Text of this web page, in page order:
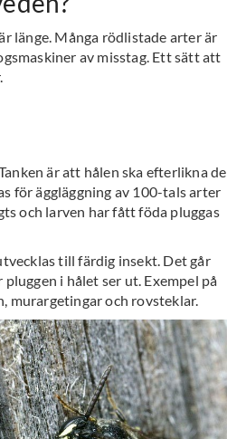
länge. Många rödlistade arter är
av misstag. Ett sätt att
är att hålen ska efterlikna de
för äggläggning av 100-tals arter
och larven har fått föda pluggas
till färdig insekt. Det går
i hålet ser ut. Exempel på
murargetingar och rovsteklar.